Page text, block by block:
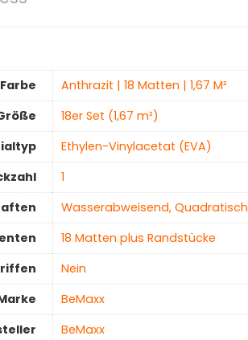
Farbe
‎Anthrazit | 18 Matten | 1,67 M²
‎18er Set (1,67 m²)
‎Ethylen-Vinylacetat (EVA)
1
‎Wasserabweisend, Quadratisch
‎18 Matten plus Randstücke
‎Nein
‎BeMaxx
‎BeMaxx